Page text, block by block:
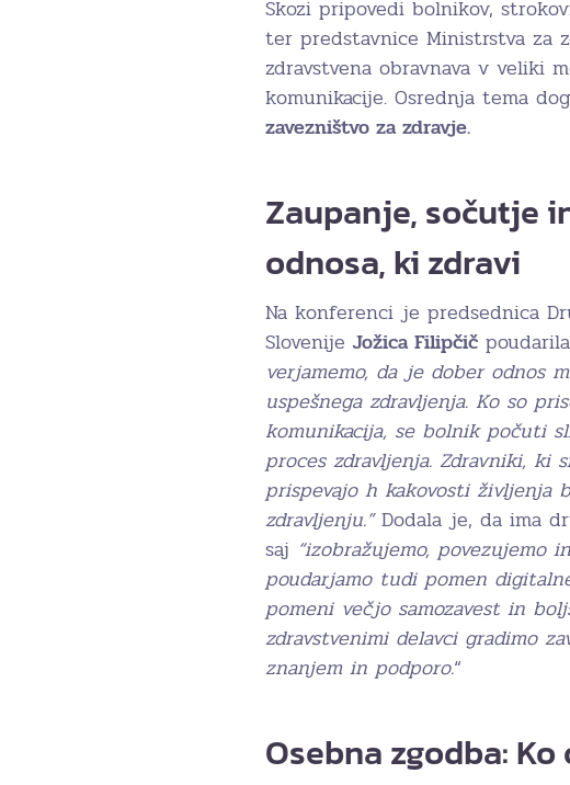
Skozi pripovedi bolnikov,
ter predstavnice Ministrstva za
zdravstvena obravnava v veliki
komunikacije. Osrednja tema
zavezništvo za zdravje.
Zaupanje, sočutje
odnosa, ki zdravi
Na konferenci je predsednica
Slovenije Jožica Filipčič
verjamemo, da je dober odnos
uspešnega zdravljenja. Ko so
komunikacija, se bolnik počuti
proces zdravljenja. Zdravniki, ki
prispevajo h kakovosti življenja
zdravljenju.”Dodala je, da ima
saj “izobražujemo, povezujemo
poudarjamo tudi pomen
pomeni večjo samozavest in
zdravstvenimi delavci gradimo
znanjem in podporo.“
Osebna zgodba: